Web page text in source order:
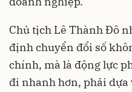
Chủ tịch Lê Thành Đô
định chuyển đổi số
chính, mà là động lực
đi nhanh hơn, phải dựa